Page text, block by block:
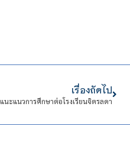
เรื่องถัดไป
แนะแนวการศึกษาต่อโรงเรียนจิตรลดา